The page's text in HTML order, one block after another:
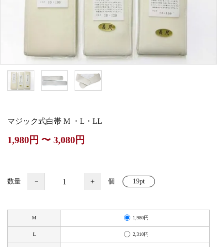
得度・中仏用品
輪袈裟・畳袈裟
コート・雨具
具
讃佛歌掛図
打敷・礼盤打敷・下
掛・水引
欄間・障子・襖・翠
簾
お手入れ用品
マジック式白帯 M ・L・LL
1,980円 〜 3,080円
数量 － ＋ 個 19pt
M 1,980円
L 2,310円